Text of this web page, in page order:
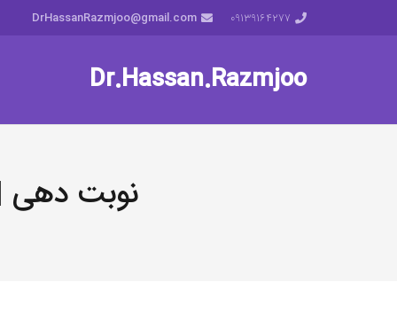
‎09139164277
DrHassanRazmjoo@gmail.com
Dr.Hassan.Razmjoo
نوبت دهی